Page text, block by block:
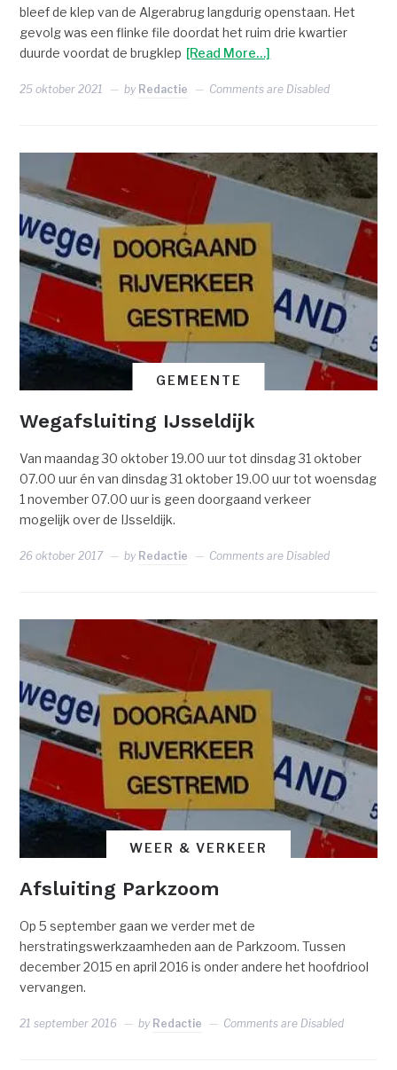
bleef de klep van de Algerabrug langdurig openstaan. Het
gevolg was een flinke file doordat het ruim drie kwartier
duurde voordat de brugklep [Read More…]
25 oktober 2021 by Redactie Comments are Disabled
GEMEENTE
Wegafsluiting IJsseldijk
Van maandag 30 oktober 19.00 uur tot dinsdag 31 oktober
07.00 uur én van dinsdag 31 oktober 19.00 uur tot woensdag
1 november 07.00 uur is geen doorgaand verkeer
mogelijk over de IJsseldijk.
26 oktober 2017 by Redactie Comments are Disabled
WEER & VERKEER
Afsluiting Parkzoom
Op 5 september gaan we verder met de
herstratingswerkzaamheden aan de Parkzoom. Tussen
december 2015 en april 2016 is onder andere het hoofdriool
vervangen.
21 september 2016 by Redactie Comments are Disabled